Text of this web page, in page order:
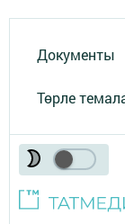
Документы
Төрле